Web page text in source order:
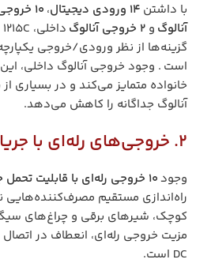
با داشتن ۱۴ ورودی دیجیتال ، ۱۰ خروجی رله‌ای
آنالوگ و ۲ خروجی آنالوگ
است . وجود خروجی آنالوگ داخلی،
خانواده متمایز می‌کند و در بسیاری از
آنالوگ جداگانه را کاهش می‌دهد.
2. خروجی‌های رله‌ای با جریان بالا
وجود۱۰ خروجی رله‌ای با قابلیت تحمل جریان ۲ آمپر
راه‌اندازی مستقیم مصرف‌کننده‌هایی
کوچک، شیرهای برقی و چراغ‌های
DC است.